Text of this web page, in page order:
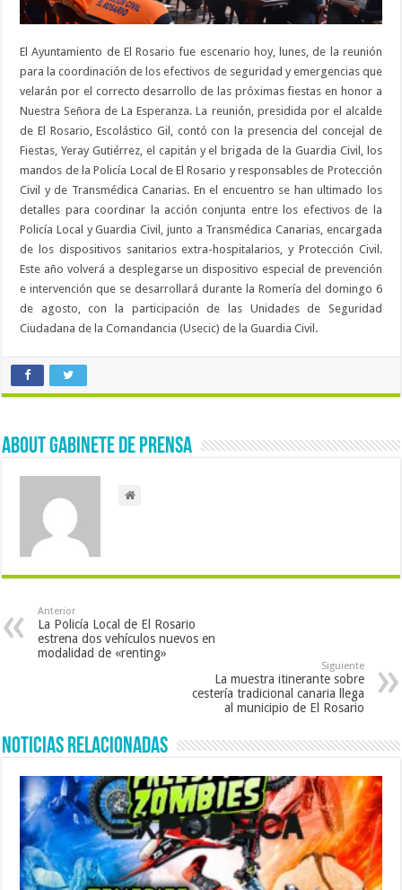
El Ayuntamiento de El Rosario fue escenario hoy, lunes, de la reunión
para la coordinación de los efectivos de seguridad y emergencias que
velarán por el correcto desarrollo de las próximas fiestas en honor a
Nuestra Señora de La Esperanza. La reunión, presidida por el alcalde
de El Rosario, Escolástico Gil, contó con la presencia del concejal de
Fiestas, Yeray Gutiérrez, el capitán y el brigada de la Guardia Civil, los
mandos de la Policía Local de El Rosario y responsables de Protección
Civil y de Transmédica Canarias. En el encuentro se han ultimado los
detalles para coordinar la acción conjunta entre los efectivos de la
Policía Local y Guardia Civil, junto a Transmédica Canarias, encargada
de los dispositivos sanitarios extra-hospitalarios, y Protección Civil.
Este año volverá a desplegarse un dispositivo especial de prevención
e intervención que se desarrollará durante la Romería del domingo 6
de agosto, con la participación de las Unidades de Seguridad
Ciudadana de la Comandancia (Usecic) de la Guardia Civil.
About Gabinete de Prensa
Anterior
La Policía Local de El Rosario
estrena dos vehículos nuevos en
modalidad de «renting»
Siguiente
La muestra itinerante sobre
cestería tradicional canaria llega
al municipio de El Rosario
Noticias Relacionadas